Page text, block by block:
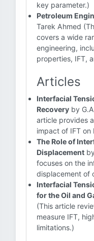
key parameter.)
Petroleum
Tarek Ahmed
covers a wide
engineering,
properties, IFT,
Articles
Interfacial
Recovery by
article provides
impact of IFT on
The Role of
Displacement
focuses on the
displacement of
Interfacial
for the Oil and
(This article
measure IFT,
limitations.)